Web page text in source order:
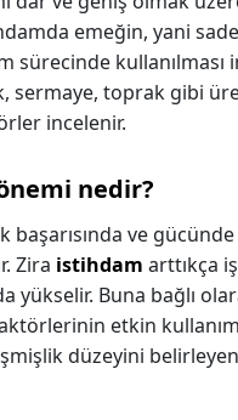
emeğin, yani
sürecinde kullanılması
sermaye, toprak gibi
incelenir.
nedir?
başarısında ve gücünde
Zira istihdam arttıkça
yükselir. Buna bağlı
etkin
düzeyini